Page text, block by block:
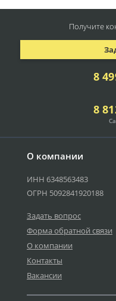
О компании
ИНН 6348563483
ОГРН 5092841920188
Задать вопрос
Форма обратной связи
О компании
Контакты
Вакансии
8
8
Получите